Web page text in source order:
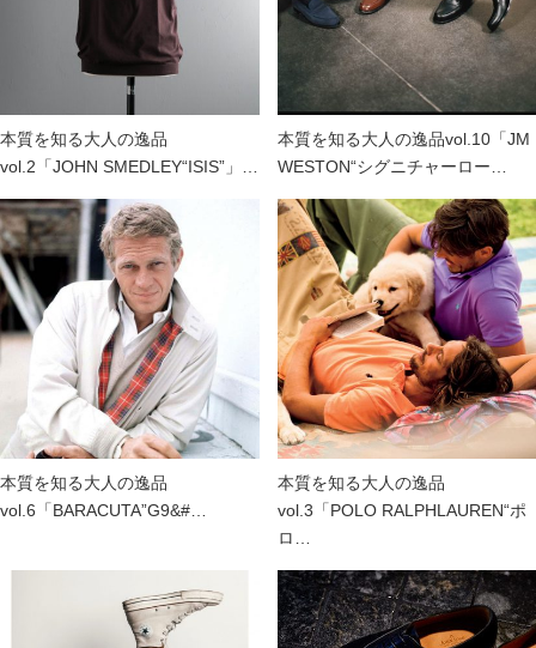
本質を知る大人の逸品
vol.2「JOHN SMEDLEY“ISIS”」…
本質を知る大人の逸品vol.10「JM
WESTON“シグニチャーロー…
本質を知る大人の逸品
vol.6「BARACUTA”G9&#…
本質を知る大人の逸品
vol.3「POLO RALPHLAUREN“ポ
ロ…